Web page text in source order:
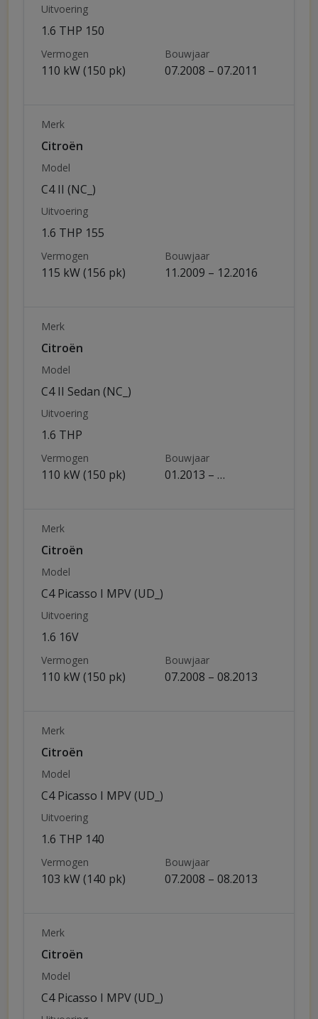
Uitvoering
1.6 THP 150
Vermogen
110 kW (150 pk)
Bouwjaar
07.2008 – 07.2011
Merk
Citroën
Model
C4 II (NC_)
Uitvoering
1.6 THP 155
Vermogen
115 kW (156 pk)
Bouwjaar
11.2009 – 12.2016
Merk
Citroën
Model
C4 II Sedan (NC_)
Uitvoering
1.6 THP
Vermogen
110 kW (150 pk)
Bouwjaar
01.2013 – …
Merk
Citroën
Model
C4 Picasso I MPV (UD_)
Uitvoering
1.6 16V
Vermogen
110 kW (150 pk)
Bouwjaar
07.2008 – 08.2013
Merk
Citroën
Model
C4 Picasso I MPV (UD_)
Uitvoering
1.6 THP 140
Vermogen
103 kW (140 pk)
Bouwjaar
07.2008 – 08.2013
Merk
Citroën
Model
C4 Picasso I MPV (UD_)